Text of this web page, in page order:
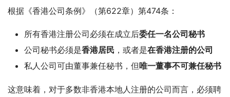
根据《香港公司条例》（第622章）第474条：
所有香港注册公司必须在成立后委任一名公司秘书
公司秘书必须是香港居民 ，或者是在香港注册的公司
私人公司可由董事兼任秘书，但唯一董事不可兼任秘书
这意味着，对于多数非香港本地人注册的公司而言，必须聘